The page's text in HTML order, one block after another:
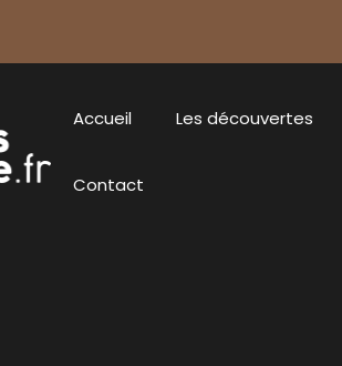
Accueil Les découvertes
Contact